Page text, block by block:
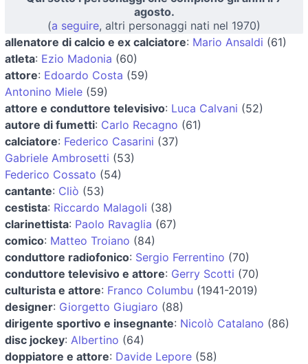
agosto.
(a seguire, altri personaggi nati nel 1970)
allenatore di calcio e ex calciatore: Mario Ansaldi (61)
atleta: Ezio Madonia (60)
attore: Edoardo Costa (59)
Antonino Miele (59)
attore e conduttore televisivo: Luca Calvani (52)
autore di fumetti: Carlo Recagno (61)
calciatore: Federico Casarini (37)
Gabriele Ambrosetti (53)
Federico Cossato (54)
cantante: Cliò (53)
cestista: Riccardo Malagoli (38)
clarinettista: Paolo Ravaglia (67)
comico: Matteo Troiano (84)
conduttore radiofonico: Sergio Ferrentino (70)
conduttore televisivo e attore: Gerry Scotti (70)
culturista e attore: Franco Columbu (1941-2019)
designer: Giorgetto Giugiaro (88)
dirigente sportivo e insegnante: Nicolò Catalano (86)
disc jockey: Albertino (64)
doppiatore e attore: Davide Lepore (58)